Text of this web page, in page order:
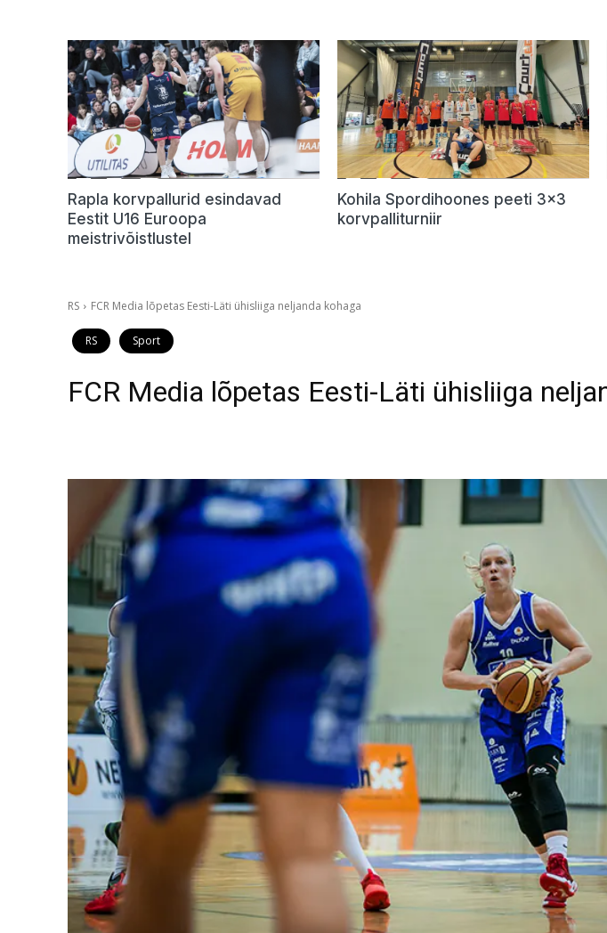
Rapla korvpallurid esindavad
Eestit U16 Euroopa
meistrivõistlustel
Kohila Spordihoones peeti 3×3
korvpalliturniir